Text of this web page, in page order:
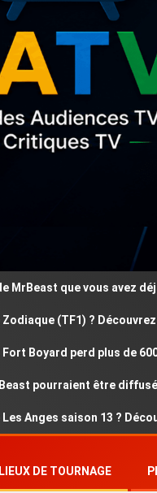
que vous avez déjà
(TF1) ? Découvrez le
Boyard perd plus de
pourraient être diffusés
Anges saison 13 ?
LIEUX DE TOURNAGE